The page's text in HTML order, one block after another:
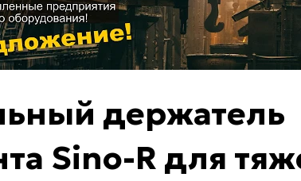
держатель
Sino-R для